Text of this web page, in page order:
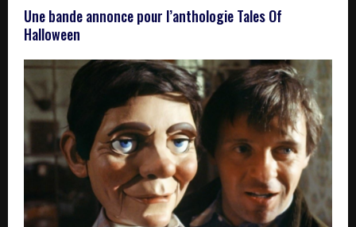
Une bande annonce pour l’anthologie Tales Of
Halloween